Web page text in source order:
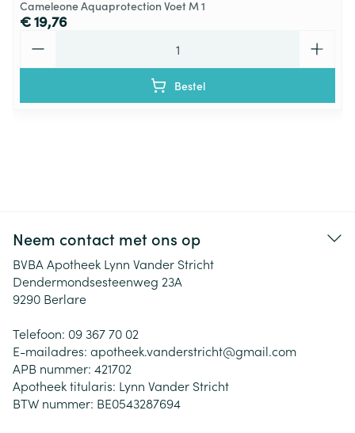
Cameleone Aquaprotection Voet M 1
€ 19,76
Bestel
Neem contact met ons op
BVBA Apotheek Lynn Vander Stricht
Dendermondsesteenweg 23A
9290 Berlare
Telefoon: 09 367 70 02
E-mailadres: apotheek.vanderstricht@gmail.com
APB nummer: 421702
Apotheek titularis: Lynn Vander Stricht
BTW nummer: BE0543287694